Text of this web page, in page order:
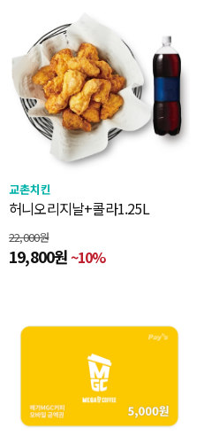
교촌치킨
허니오리지날+콜라1.25L
22,000원
19,800원~10%